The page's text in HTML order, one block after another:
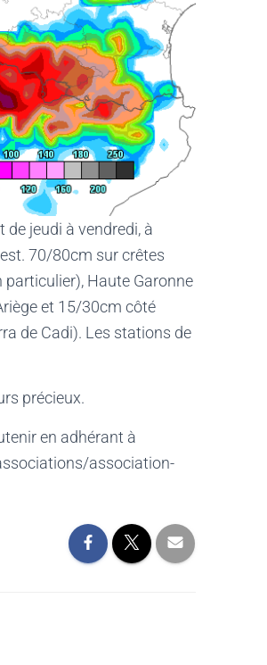
jeudi à vendredi, à
70/80cm sur crêtes
particulier), Haute Garonne
et 15/30cm côté
de Cadi). Les stations de
précieux.
en adhérant à
association-